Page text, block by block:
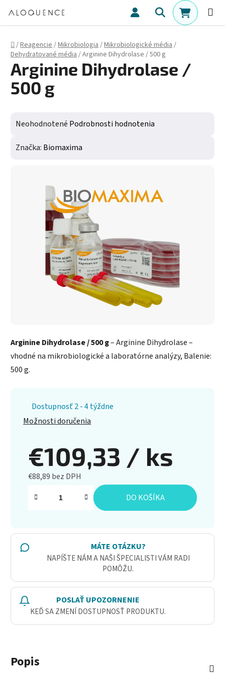
Hľadať
Domov
/Reagencie/Mikrobiologia/Mikrobiologické média/
Dehydratované média/Arginine Dihydrolase / 500 g
Arginine Dihydrolase / 500 g– Arginine Dihydrolase –
vhodné na mikrobiologické a laboratórne analýzy, Balenie:
500 g.
Dostupnosť 2 - 4 týždne
Možnosti doručenia
€109,33 / ks
€88,89 bez DPH
Jednotková cena:
DO KOŠÍKA
MÁTE OTÁZKU?
NAPÍŠTE NÁM A NAŠI ŠPECIALISTI VÁM RADI
POMÔŽU.
POSLAŤ UPOZORNENIE
KEĎ SA ZMENÍ DOSTUPNOSŤ PRODUKTU.
Arginine Dihydrolase /
500 g
Priemerné hodnotenie produktu je 0,0 z 5 hviezdičiek.
Neohodnotené Podrobnosti hodnotenia
Značka: Biomaxima
Popis